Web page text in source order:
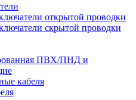
открытой проводки
скрытой проводки
ПВХ/ПНД и
кабеля